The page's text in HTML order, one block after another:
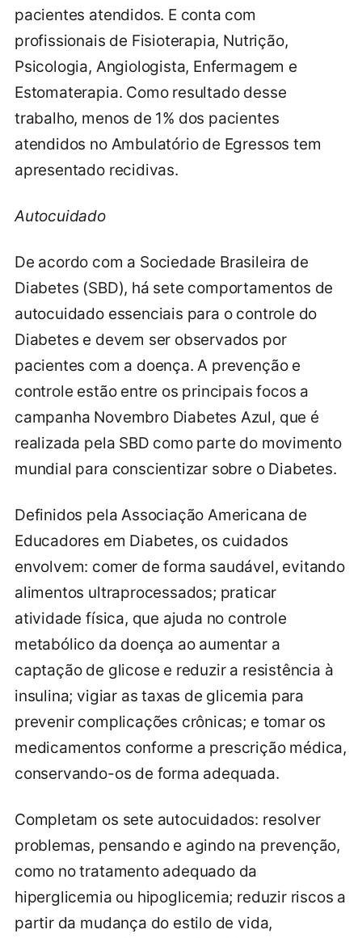
pacientes atendidos. E conta com
profissionais de Fisioterapia, Nutrição,
Psicologia, Angiologista, Enfermagem e
Estomaterapia. Como resultado desse
trabalho, menos de 1% dos pacientes
atendidos no Ambulatório de Egressos tem
apresentado recidivas.
Autocuidado
De acordo com a Sociedade Brasileira de
Diabetes (SBD), há sete comportamentos de
autocuidado essenciais para o controle do
Diabetes e devem ser observados por
pacientes com a doença. A prevenção e
controle estão entre os principais focos a
campanha Novembro Diabetes Azul, que é
realizada pela SBD como parte do movimento
mundial para conscientizar sobre o Diabetes.
Definidos pela Associação Americana de
Educadores em Diabetes, os cuidados
envolvem: comer de forma saudável, evitando
alimentos ultraprocessados; praticar
atividade física, que ajuda no controle
metabólico da doença ao aumentar a
captação de glicose e reduzir a resistência à
insulina; vigiar as taxas de glicemia para
prevenir complicações crônicas; e tomar os
medicamentos conforme a prescrição médica,
conservando-os de forma adequada.
Completam os sete autocuidados: resolver
problemas, pensando e agindo na prevenção,
como no tratamento adequado da
hiperglicemia ou hipoglicemia; reduzir riscos a
partir da mudança do estilo de vida,